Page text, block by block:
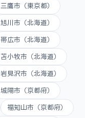
三鷹市（東京都）
旭川市（北海道）
帯広市（北海道）
苫小牧市（北海道）
岩見沢市（北海道）
城陽市（京都府）
福知山市（京都府）